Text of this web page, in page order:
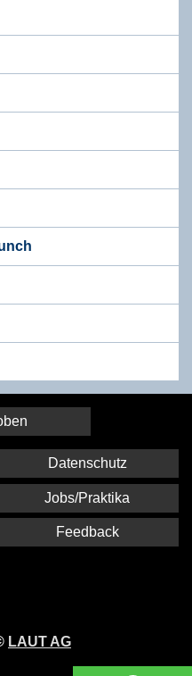
LAUT AG
Datenschutz
Jobs/Praktika
Feedback